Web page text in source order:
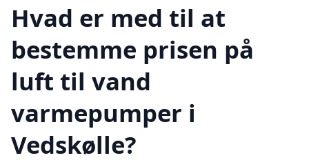
Hvad er med til at
bestemme prisen på
luft til vand
varmepumper i
Vedskølle?